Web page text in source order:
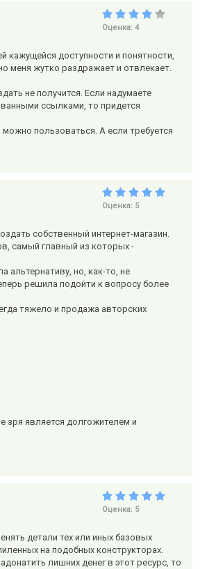
Оценка: 4
кажущейся доступности и понятности,
меня жутко раздражает и отвлекает.
не получится. Если надумаете
ссылками, то придется
пользоваться. А если требуется
Оценка: 5
собственный интернет-магазин.
самый главный из которых -
альтернативу, но, как-то, не
решила подойти к вопросу более
тяжело и продажа авторских
зря является долгожителем и
Оценка: 5
детали тех или иных базовых
на подобных конструкторах.
лишних денег в этот ресурс, то